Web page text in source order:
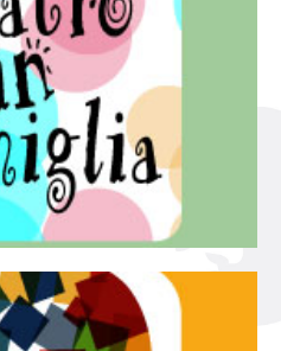
famiglia
di teatro concepita
del teatro all’intera